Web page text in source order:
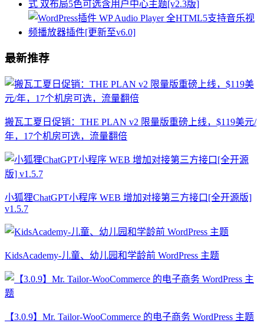
最新推荐
搬瓦工夏日促销：THE PLAN v2 限量版重磅上线，$119美元/
年，17个机房可选，流量翻倍
小狐狸ChatGPT小程序 WEB 增加对接第三方接口[全开源版]
v1.5.7
KidsAcademy-儿童、幼儿园和学龄前 WordPress 主题
【3.0.9】Mr. Tailor-WooCommerce 的电子商务 WordPress 主题